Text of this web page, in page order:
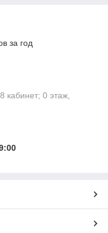
за год
кабинет; 0 этаж,